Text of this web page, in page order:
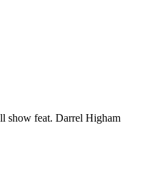
feat. Darrel Higham